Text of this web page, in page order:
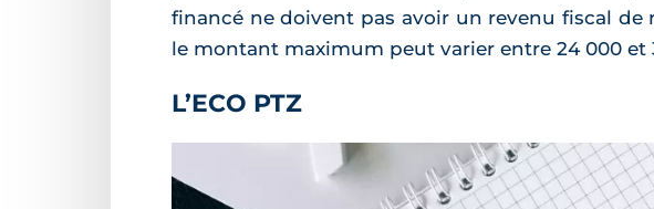
financé ne doivent pas avoir un revenu fiscal de
le montant maximum peut varier entre 24 000 et
L’ECO PTZ